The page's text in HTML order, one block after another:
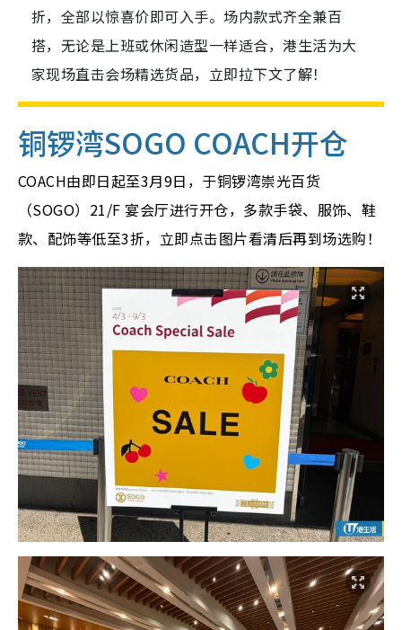
折，全部以惊喜价即可入手。场内款式齐全兼百
搭，无论是上班或休闲造型一样适合，港生活为大
家现场直击会场精选货品，立即拉下文了解！
铜锣湾SOGO COACH开仓
COACH由即日起至3月9日，于铜锣湾崇光百货
（SOGO）21/F 宴会厅进行开仓，多款手袋、服饰、鞋
款、配饰等低至3折，立即点击图片看清后再到场选购！